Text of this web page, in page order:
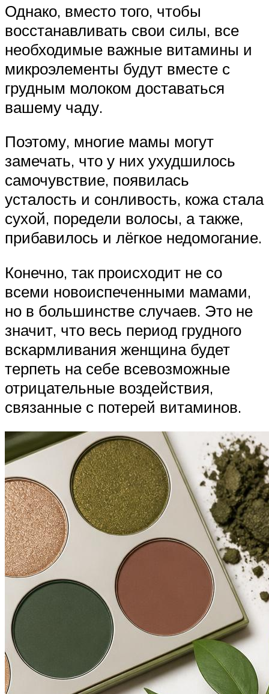
Однако, вместо того, чтобы
восстанавливать свои силы, все
необходимые важные витамины и
микроэлементы будут вместе с
грудным молоком доставаться
вашему чаду.
Поэтому, многие мамы могут
замечать, что у них ухудшилось
самочувствие, появилась
усталость и сонливость, кожа стала
сухой, поредели волосы, а также,
прибавилось и лёгкое недомогание.
Конечно, так происходит не со
всеми новоиспеченными мамами,
но в большинстве случаев. Это не
значит, что весь период грудного
вскармливания женщина будет
терпеть на себе всевозможные
отрицательные воздействия,
связанные с потерей витаминов.